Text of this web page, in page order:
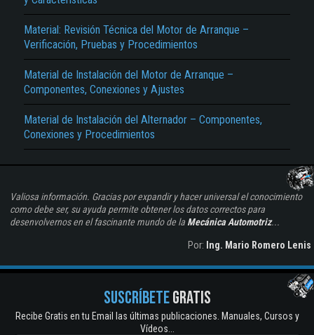
Material: Revisión Técnica del Motor de Arranque –
Verificación, Pruebas y Procedimientos
Material de Instalación del Motor de Arranque –
Componentes, Conexiones y Ajustes
Material de Instalación del Alternador – Componentes,
Conexiones y Procedimientos
Valiosa información. Gracias por expandir y hacer universal el conocimiento
como debe ser, su ayuda permite obtener los datos correctos para
desenvolvernos en el fascinante mundo de la Mecánica Automotriz...
Por: Ing. Mario Romero Lenis
SUSCRÍBETEGRATIS
Recibe Gratis en tu Email las últimas publicaciones. Manuales, Cursos y
Vídeos...